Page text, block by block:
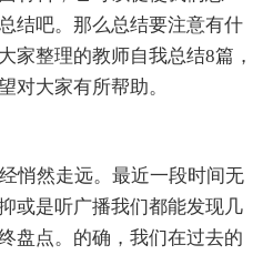
结吧。那么总结要注意有什
家整理的教师自我总结8篇，
对大家有所帮助。
悄然走远。最近一段时间无
或是听广播我们都能发现几
盘点。的确，我们在过去的